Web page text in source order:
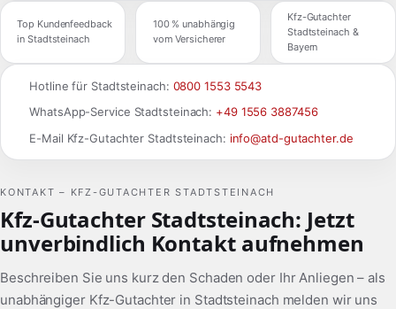
KONTAKT – KFZ-GUTACHTER STADTSTEINACH
Kfz-Gutachter Stadtsteinach: Jetzt
unverbindlich Kontakt aufnehmen
Beschreiben Sie uns kurz den Schaden oder Ihr Anliegen – als
unabhängiger Kfz-Gutachter in Stadtsteinach melden wir uns
Top Kundenfeedback
in Stadtsteinach
100 % unabhängig
vom Versicherer
Kfz-Gutachter
Stadtsteinach &
Bayern
Hotline für Stadtsteinach: 0800 1553 5543
WhatsApp-Service Stadtsteinach: +49 1556 3887456
E-Mail Kfz-Gutachter Stadtsteinach: info@atd-gutachter.de